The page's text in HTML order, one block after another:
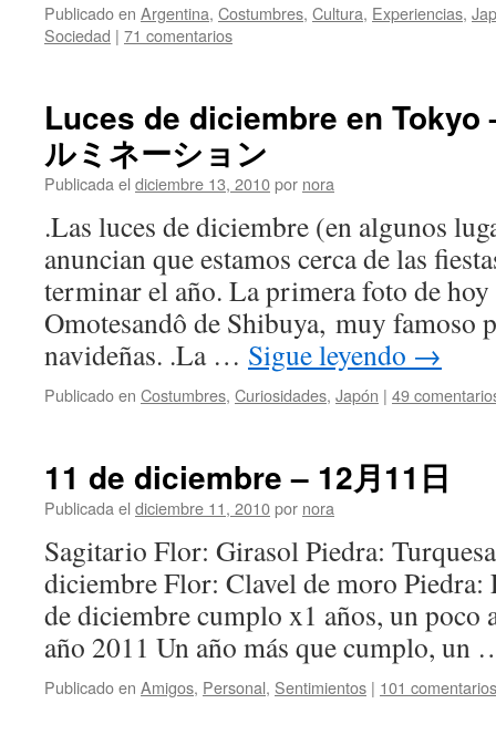
Publicado en Argentina, Costumbres, Cultura, Experiencias,
Sociedad | 71 comentarios
Luces de diciembre en Tokyo
ルミネーション
Publicada el diciembre 13, 2010por nora
.Las luces de diciembre (en algunos
anuncian que estamos cerca de las
terminar el año. La primera foto de
Omotesandô de Shibuya, muy famoso
navideñas. .La … Sigue leyendo →
Publicado en Costumbres, Curiosidades, Japón | 49
11 de diciembre – 12月11日
Publicada el diciembre 11, 2010por nora
Sagitario Flor: Girasol Piedra:
diciembre Flor: Clavel de moro
de diciembre cumplo x1 años, un poco
año 2011 Un año más que cumplo,
Publicado en Amigos, Personal, Sentimientos | 101 comentarios